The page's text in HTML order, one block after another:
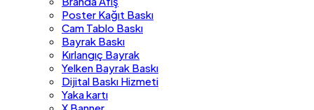
Poster Kağıt Baskı
Cam Tablo Baskı
Bayrak Baskı
Kırlangıç Bayrak
Yelken Bayrak Baskı
Dijital Baskı Hizmeti
Yaka kartı